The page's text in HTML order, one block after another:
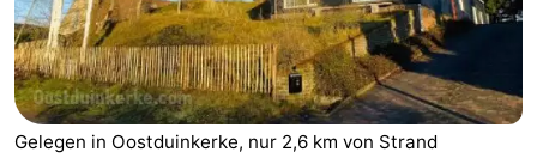
Holiday
Suites
Nieuwpoort
-
Holiday
Suites
Campingplätze
Ferienhäuser
Gelegen in Oostduinkerke, nur 2,6 km von Strand